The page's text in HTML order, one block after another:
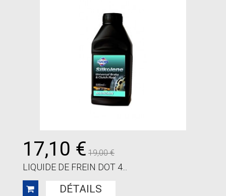
17,10 € 19,00 €
LIQUIDE DE FREIN DOT 4...
DÉTAILS